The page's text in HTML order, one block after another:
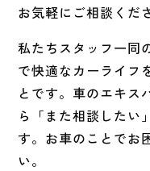
お気軽にご相談くだ
私たちスタッフ一同
で快適なカーライフ
とです。車のエキス
ら 「また相談したい
す。 お車のことでお
い。